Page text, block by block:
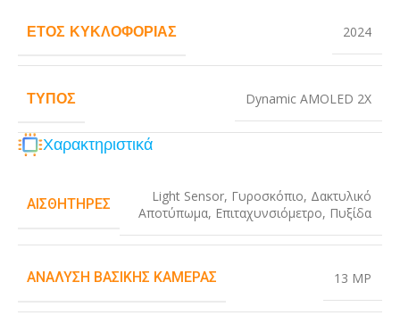
ΈΤΟΣ ΚΥΚΛΟΦΟΡΊΑΣ 2024
ΤΎΠΟΣ Dynamic AMOLED 2X
Χαρακτηριστικά
ΑΙΣΘΗΤΉΡΕΣ Light Sensor, Γυροσκόπιο, Δακτυλικό
Αποτύπωμα, Επιταχυνσιόμετρο, Πυξίδα
ΑΝΆΛΥΣΗ ΒΑΣΙΚΉΣ ΚΆΜΕΡΑΣ 13 MP